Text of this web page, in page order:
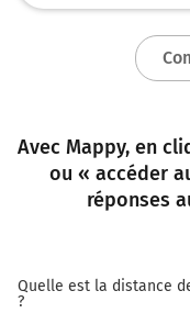
Avec Mappy, en
ou « accéder
réponses
Quelle est la distance
?